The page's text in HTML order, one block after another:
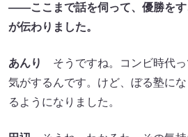
――ここまで話を伺って、優勝をす
が伝わりました。
あんり
そうですね。コンビ時代っ
気がするんです。けど、ぼる塾に
るようになりました。